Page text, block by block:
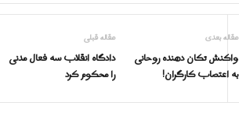
مقاله قبلی
دادگاه انقلاب سه فعال مدنی
را محکوم کرد
مقاله بعدی
واکنش تکان دهنده روحانی
به اعتصاب کارگران!